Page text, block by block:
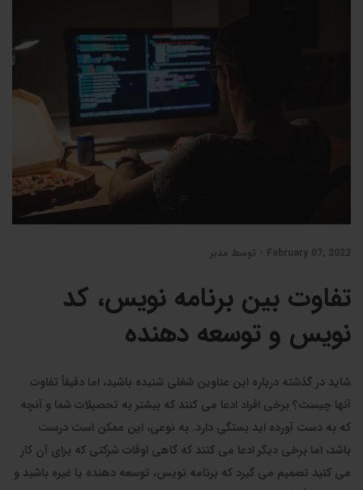
February 07, 2022 - توسط مدیر
تفاوت بین برنامه نویس، کد
نویس و توسعه دهنده
شاید در گذشته درباره این عناوین شغلی شنیده باشید، اما دقیقاً تفاوت
آنها چیست؟ برخی افراد ادعا می کنند که بیشتر به تحصیلات شما و آنچه
که به دست آورده اید بستگی دارد. به نوعی، این ممکن است درست
باشد، اما برخی دیگر ادعا می کنند که گاهی اوقات شرکتی که برای آن کار
می کنید تصمیم می گیرد که برنامه نویس، توسعه دهنده یا غیره باشید و